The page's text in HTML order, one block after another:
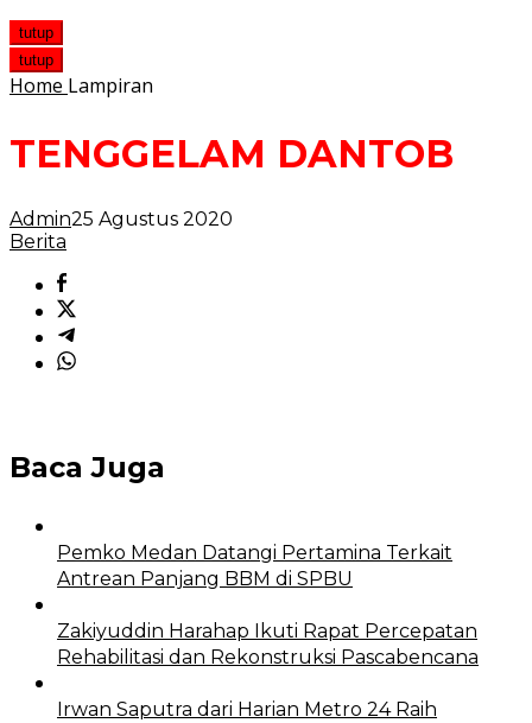
tutup
tutup
Home Lampiran
TENGGELAM DANTOB
Admin25 Agustus 2020
Berita
Baca Juga
Pemko Medan Datangi Pertamina Terkait
Antrean Panjang BBM di SPBU
Zakiyuddin Harahap Ikuti Rapat Percepatan
Rehabilitasi dan Rekonstruksi Pascabencana
Irwan Saputra dari Harian Metro 24 Raih